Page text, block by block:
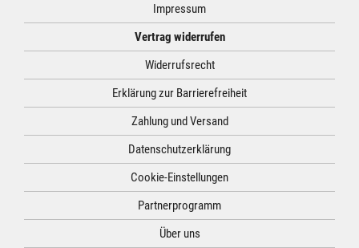
Impressum
Vertrag widerrufen
Widerrufsrecht
Erklärung zur Barrierefreiheit
Zahlung und Versand
Datenschutzerklärung
Cookie-Einstellungen
Partnerprogramm
Über uns